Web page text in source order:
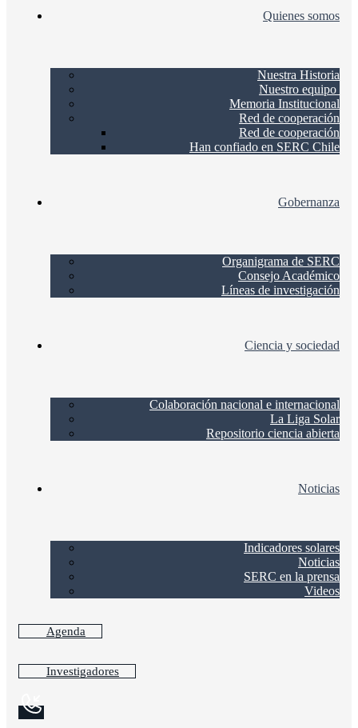
Quienes somos
Nuestra Historia
Nuestro equipo
Memoria Institucional
Red de cooperación
Red de cooperación
Han confiado en SERC Chile
Gobernanza
Organigrama de SERC
Consejo Académico
Líneas de investigación
Ciencia y sociedad
Colaboración nacional e internacional
La Liga Solar
Repositorio ciencia abierta
Noticias
Indicadores solares
Noticias
SERC en la prensa
Videos
Agenda
Investigadores